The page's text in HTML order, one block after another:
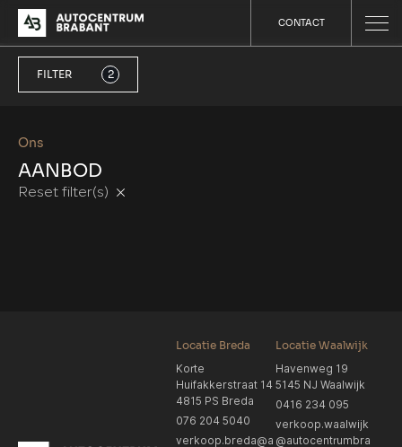
CONTACT
Ons
AANBOD
Reset filter(s)
FILTER 2
Locatie Breda
Korte
Huifakkerstraat 14
4815 PS Breda
076 204 5040
verkoop.breda@a
Locatie Waalwijk
Havenweg 19
5145 NJ Waalwijk
0416 234 095
verkoop.waalwijk
@autocentrumbra